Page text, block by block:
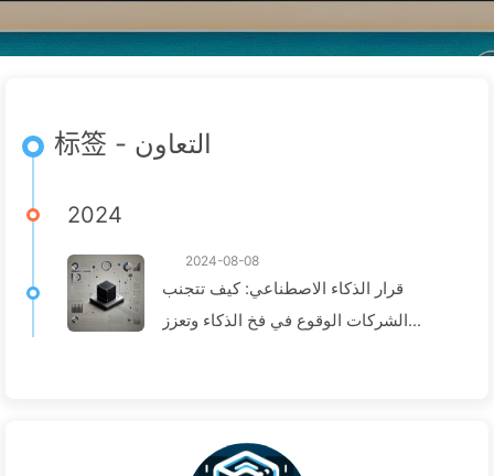
标签 - التعاون
2024
2024-08-08
قرار الذكاء الاصطناعي: كيف تتجنب
الشركات الوقوع في فخ الذكاء وتعزز